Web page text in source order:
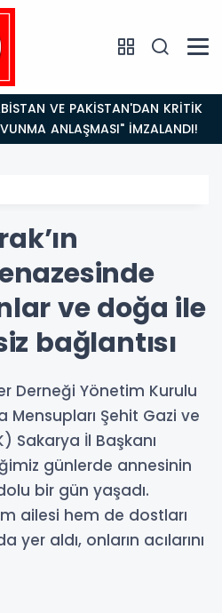
ANLAŞMASI" İMZALANDI!
ve doğa ile
bağlantısı
Derneği Yönetim Kurulu
Mensupları Şehit Gazi ve
Sakarya İl Başkanı
günlerde annesinin
bir gün yaşadı.
ailesi hem de dostları
yer aldı, onların acılarını